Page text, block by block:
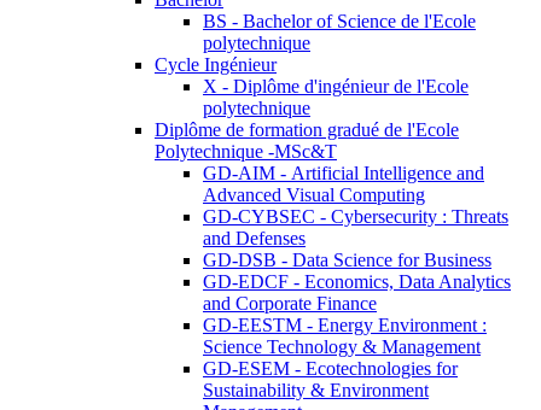
BS - Bachelor of Science de l'Ecole
polytechnique
Cycle Ingénieur
X - Diplôme d'ingénieur de l'Ecole
polytechnique
Diplôme de formation gradué de l'Ecole
Polytechnique -MSc&T
GD-AIM - Artificial Intelligence and
Advanced Visual Computing
GD-CYBSEC - Cybersecurity : Threats
and Defenses
GD-DSB - Data Science for Business
GD-EDCF - Economics, Data Analytics
and Corporate Finance
GD-EESTM - Energy Environment :
Science Technology & Management
GD-ESEM - Ecotechnologies for
Sustainability & Environment